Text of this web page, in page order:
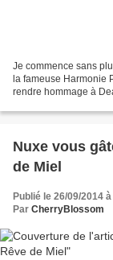
Je commence sans
la fameuse Harmonie
rendre hommage à
Nuxe vous
de Miel
Publié le 26/09/2014
Par CherryBlossom